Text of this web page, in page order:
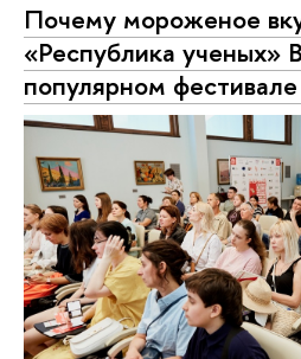
Почему мороженое
«Республика
популярном